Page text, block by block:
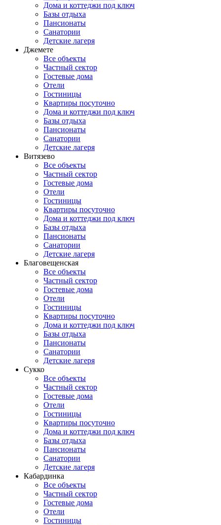
Дома и коттеджи под ключ
Базы отдыха
Пансионаты
Санатории
Детские лагеря
Джемете
Все объекты
Частный сектор
Гостевые дома
Отели
Гостиницы
Квартиры посуточно
Дома и коттеджи под ключ
Базы отдыха
Пансионаты
Санатории
Детские лагеря
Витязево
Все объекты
Частный сектор
Гостевые дома
Отели
Гостиницы
Квартиры посуточно
Дома и коттеджи под ключ
Базы отдыха
Пансионаты
Санатории
Детские лагеря
Благовещенская
Все объекты
Частный сектор
Гостевые дома
Отели
Гостиницы
Квартиры посуточно
Дома и коттеджи под ключ
Базы отдыха
Пансионаты
Санатории
Детские лагеря
Сукко
Все объекты
Частный сектор
Гостевые дома
Отели
Гостиницы
Квартиры посуточно
Дома и коттеджи под ключ
Базы отдыха
Пансионаты
Санатории
Детские лагеря
Кабардинка
Все объекты
Частный сектор
Гостевые дома
Отели
Гостиницы